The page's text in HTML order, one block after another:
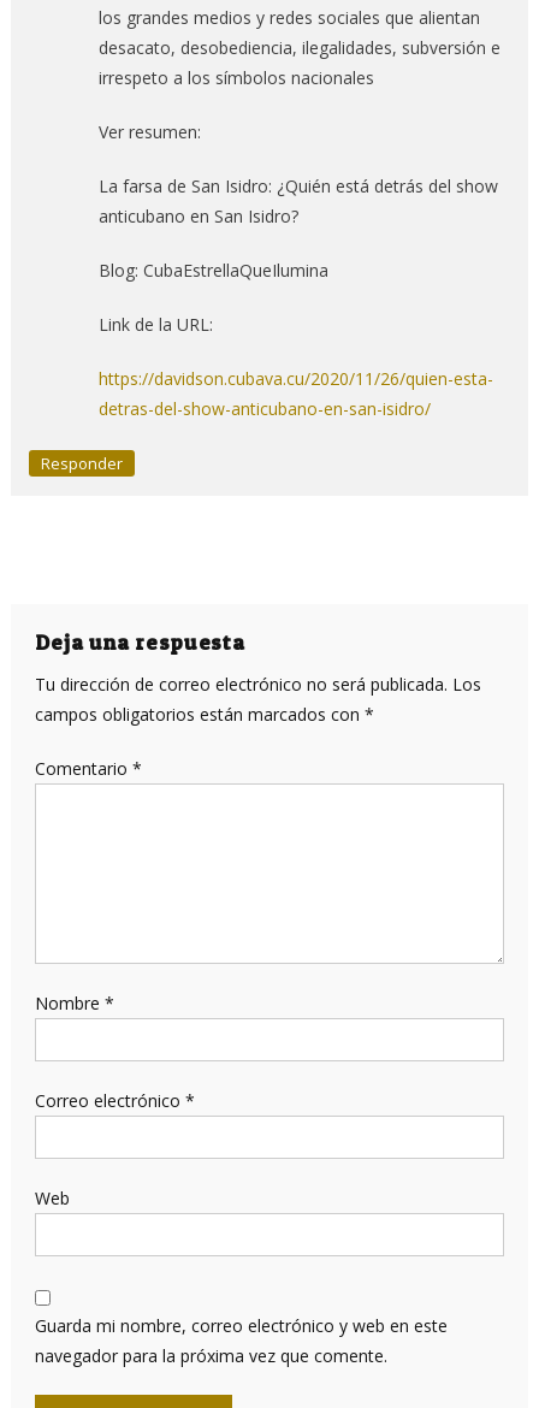
los grandes medios y redes sociales que alientan
desacato, desobediencia, ilegalidades, subversión e
irrespeto a los símbolos nacionales
Ver resumen:
La farsa de San Isidro: ¿Quién está detrás del show
anticubano en San Isidro?
Blog: CubaEstrellaQueIlumina
Link de la URL:
https://davidson.cubava.cu/2020/11/26/quien-esta-
detras-del-show-anticubano-en-san-isidro/
Responder
Deja una respuesta
Tu dirección de correo electrónico no será publicada. Los
campos obligatorios están marcados con *
Comentario *
Nombre *
Correo electrónico *
Web
Guarda mi nombre, correo electrónico y web en este
navegador para la próxima vez que comente.